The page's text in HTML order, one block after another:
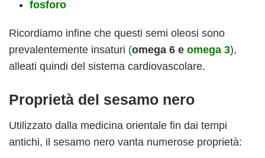
fosforo
Ricordiamo infine che questi semi oleosi sono
prevalentemente insaturi (omega 6 e omega 3),
alleati quindi del sistema cardiovascolare.
Proprietà del sesamo nero
Utilizzato dalla medicina orientale fin dai tempi
antichi, il sesamo nero vanta numerose proprietà: